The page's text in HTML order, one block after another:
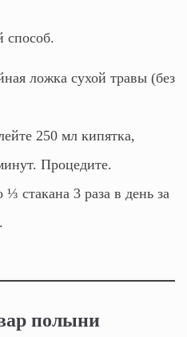
способ.
ложка сухой травы (без
250 мл кипятка,
Процедите.
⅓ стакана 3 раза в день за
полыни